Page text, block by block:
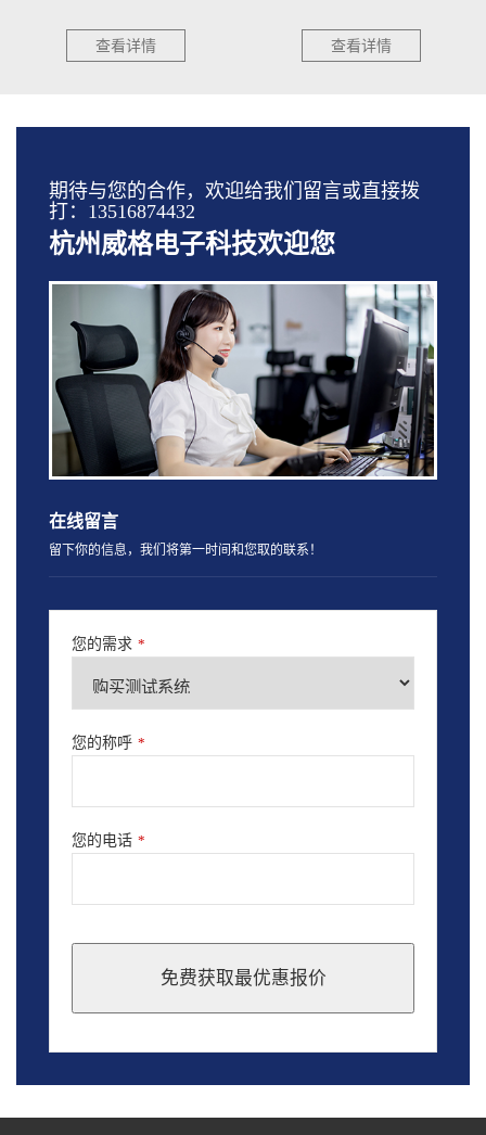
查看详情 查看详情
期待与您的合作，欢迎给我们留言或直接拨
打：13516874432
杭州威格电子科技欢迎您
在线留言
留下你的信息，我们将第一时间和您取的联系！
您的需求 *
您的称呼 *
您的电话 *
免费获取最优惠报价
should